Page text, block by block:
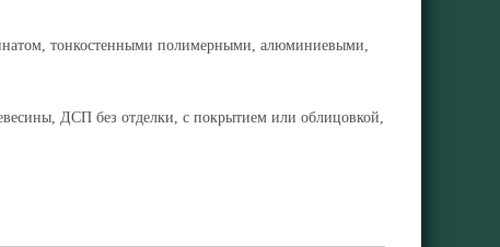
тонкостенными полимерными, алюминиевыми,
ДСП без отделки, с покрытием или облицовкой,